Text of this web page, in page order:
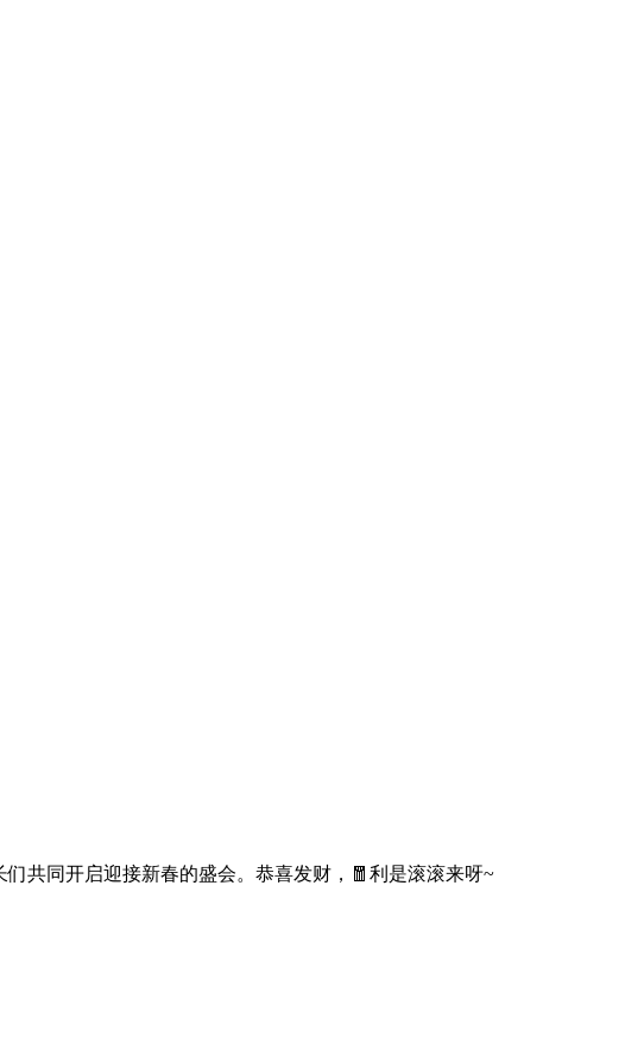
共同开启迎接新春的盛会。恭喜发财，🧧利是滚滚来呀~